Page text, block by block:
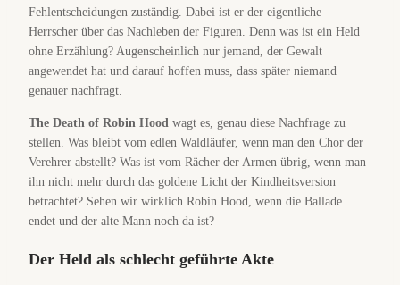
Fehlentscheidungen zuständig. Dabei ist er der eigentliche
Herrscher über das Nachleben der Figuren. Denn was ist ein Held
ohne Erzählung? Augenscheinlich nur jemand, der Gewalt
angewendet hat und darauf hoffen muss, dass später niemand
genauer nachfragt.
The Death of Robin Hood wagt es, genau diese Nachfrage zu
stellen. Was bleibt vom edlen Waldläufer, wenn man den Chor der
Verehrer abstellt? Was ist vom Rächer der Armen übrig, wenn man
ihn nicht mehr durch das goldene Licht der Kindheitsversion
betrachtet? Sehen wir wirklich Robin Hood, wenn die Ballade
endet und der alte Mann noch da ist?
Der Held als schlecht geführte Akte